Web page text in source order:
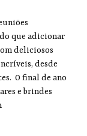
que adicionar
deliciosos
desde
O final de ano
e brindes